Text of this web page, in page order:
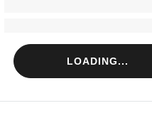
LOADING...